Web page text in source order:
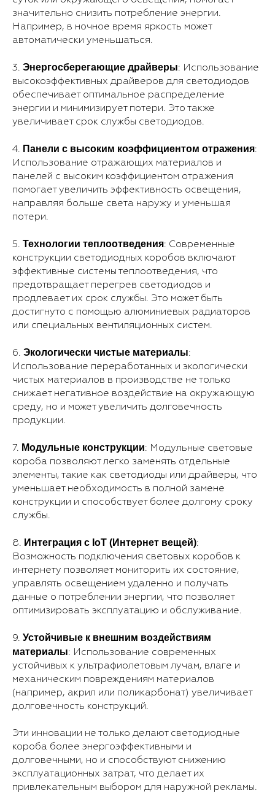
значительно снизить потребление энергии.
Например, в ночное время яркость может
автоматически уменьшаться.
3. Энергосберегающие драйверы: Использование
высокоэффективных драйверов для светодиодов
обеспечивает оптимальное распределение
энергии и минимизирует потери. Это также
увеличивает срок службы светодиодов.
4. Панели с высоким коэффициентом отражения:
Использование отражающих материалов и
панелей с высоким коэффициентом отражения
помогает увеличить эффективность освещения,
направляя больше света наружу и уменьшая
потери.
5. Технологии теплоотведения: Современные
конструкции светодиодных коробов включают
эффективные системы теплоотведения, что
предотвращает перегрев светодиодов и
продлевает их срок службы. Это может быть
достигнуто с помощью алюминиевых радиаторов
или специальных вентиляционных систем.
6. Экологически чистые материалы:
Использование переработанных и экологически
чистых материалов в производстве не только
снижает негативное воздействие на окружающую
среду, но и может увеличить долговечность
продукции.
7. Модульные конструкции: Модульные световые
короба позволяют легко заменять отдельные
элементы, такие как светодиоды или драйверы, что
уменьшает необходимость в полной замене
конструкции и способствует более долгому сроку
службы.
8. Интеграция с IoT (Интернет вещей):
Возможность подключения световых коробов к
интернету позволяет мониторить их состояние,
управлять освещением удаленно и получать
данные о потреблении энергии, что позволяет
оптимизировать эксплуатацию и обслуживание.
9. Устойчивые к внешним воздействиям
материалы: Использование современных
устойчивых к ультрафиолетовым лучам, влаге и
механическим повреждениям материалов
(например, акрил или поликарбонат) увеличивает
долговечность конструкций.
Эти инновации не только делают светодиодные
короба более энергоэффективными и
долговечными, но и способствуют снижению
эксплуатационных затрат, что делает их
привлекательным выбором для наружной рекламы.